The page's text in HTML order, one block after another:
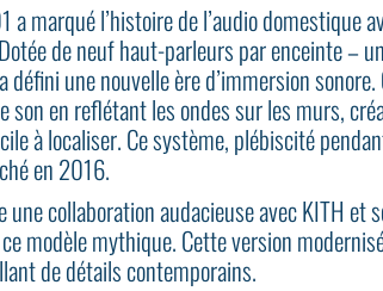
a marqué l’histoire de l’audio domestique
de neuf haut-parleurs par enceinte –
défini une nouvelle ère d’immersion
son en reflétant les ondes sur les murs,
à localiser. Ce système, plébiscité
en 2016.
une collaboration audacieuse avec KITH et
modèle mythique. Cette version
de détails contemporains.